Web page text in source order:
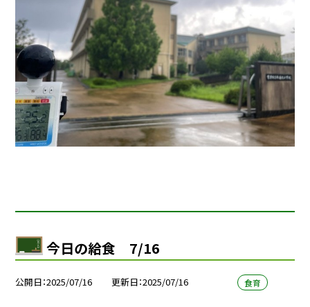
今日の給食 7/16
公開日 2025/07/16 更新日 2025/07/16 食育